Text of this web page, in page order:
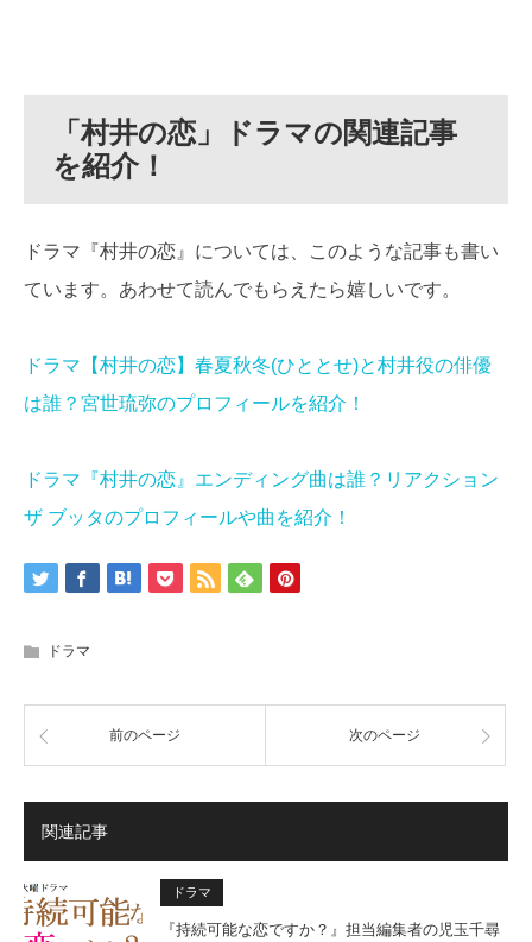
「村井の恋 」ドラマの関連記事
を紹介！
ドラマ『村井の恋』については、このような記事も書い
ています。あわせて読んでもらえたら嬉しいです。
ドラマ【村井の恋】春夏秋冬(ひととせ)と村井役の俳優
は誰？宮世琉弥のプロフィールを紹介！
ドラマ『村井の恋』エンディング曲は誰？リアクション
ザ ブッタのプロフィールや曲を紹介！
ドラマ
前のページ 次のページ
関連記事
ドラマ
『持続可能な恋ですか？』担当編集者の児玉千尋